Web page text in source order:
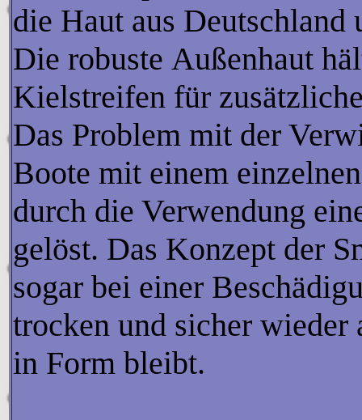
die Haut aus Deutschland
Die robuste Außenhaut
Kielstreifen für
Das Problem mit der
Boote mit einem
durch die Verwendung
gelöst. Das Konzept der
sogar bei einer
trocken und sicher wieder
in Form bleibt.